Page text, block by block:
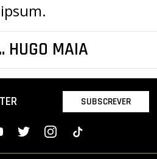
HUGO MAIA
SUBSCREVER